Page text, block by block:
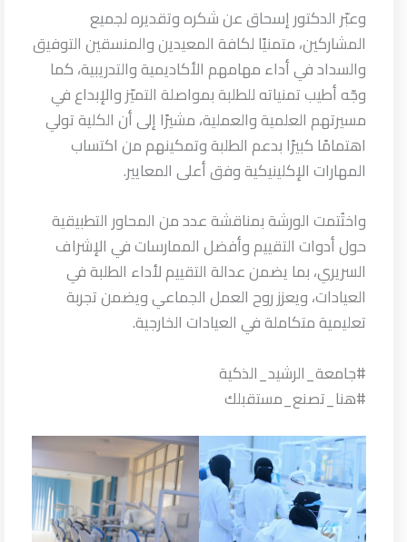
وعبّر الدكتور إسحاق عن شكره وتقديره لجميع
المشاركين، متمنيًا لكافة المعيدين والمنسقين التوفيق
والسداد في أداء مهامهم الأكاديمية والتدريبية، كما
وجّه أطيب تمنياته للطلبة بمواصلة التميّز والإبداع في
مسيرتهم العلمية والعملية، مشيرًا إلى أن الكلية تولي
اهتمامًا كبيرًا بدعم الطلبة وتمكينهم من اكتساب
المهارات الإكلينيكية وفق أعلى المعايير.
واختُتمت الورشة بمناقشة عدد من المحاور التطبيقية
حول أدوات التقييم وأفضل الممارسات في الإشراف
السريري، بما يضمن عدالة التقييم لأداء الطلبة في
العيادات، ويعزز روح العمل الجماعي ويضمن تجربة
تعليمية متكاملة في العيادات الخارجية.
#جامعة_الرشيد_الذكية
#هنا_تصنع_مستقبلك